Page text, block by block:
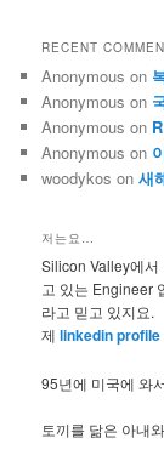
RECENT
Anonymous on
Anonymous on
Anonymous on
Anonymous on
woodykos on새
저는요…
Silicon Valley에서
고 있는 Engineer
라고 믿고 있지요.
제linkedin profile
95년에 미국에 와
토끼를 닮은 아내